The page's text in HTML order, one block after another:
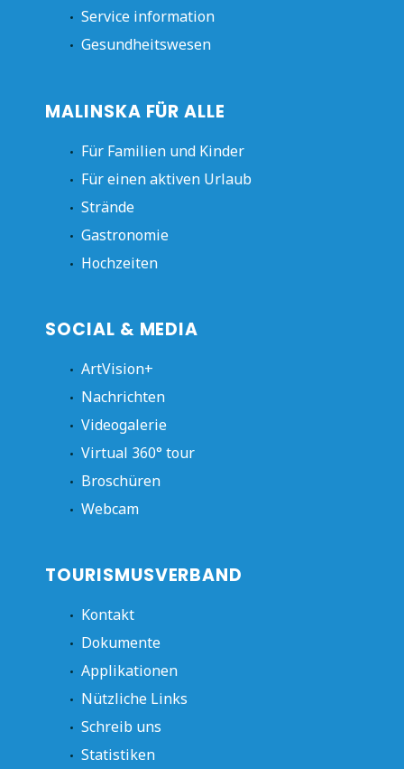
Service information
Gesundheitswesen
MALINSKA FÜR ALLE
Für Familien und Kinder
Für einen aktiven Urlaub
Strände
Gastronomie
Hochzeiten
SOCIAL & MEDIA
ArtVision+
Nachrichten
Videogalerie
Virtual 360° tour
Broschüren
Webcam
TOURISMUSVERBAND
Kontakt
Dokumente
Applikationen
Nützliche Links
Schreib uns
Statistiken